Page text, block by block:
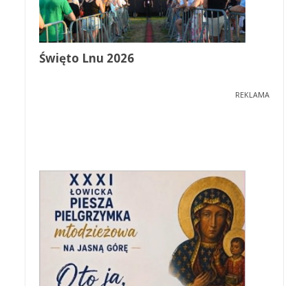
Święto Lnu 2026
REKLAMA